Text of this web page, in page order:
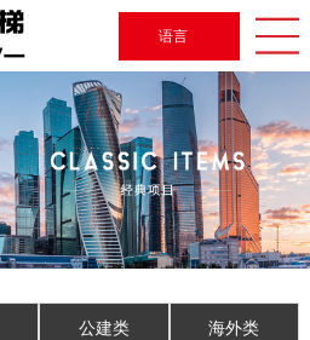
语言
公建类 海外类